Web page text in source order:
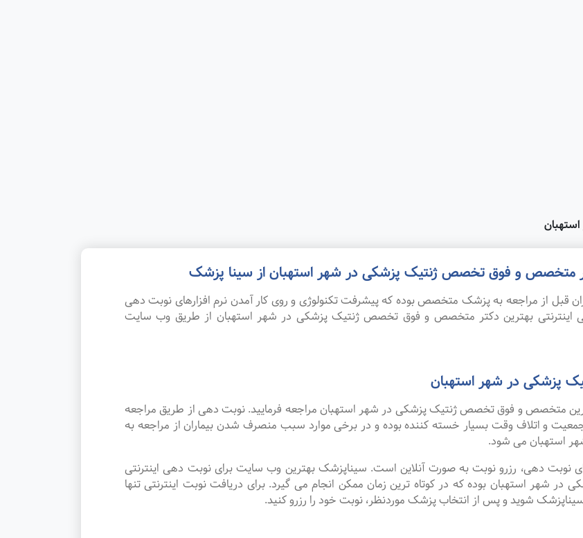
متخصص و فوق تخصص ژنتیک پزشکی در شهر استهبان از سینا پزشک
قبل از مراجعه به پزشک متخصص بوده که پیشرفت تکنولوژی و روی کار آمدن نرم افزارهای نوبت دهی
اینترنتی بهترین دکتر متخصص و فوق تخصص ژنتیک پزشکی در شهر استهبان از طریق وب سایت
پزشکی در شهر استهبان
متخصص و فوق تخصص ژنتیک پزشکی در شهر استهبان مراجعه فرمایید. نوبت دهی از طریق مراجعه
و اتلاف وقت بسیار خسته کننده بوده و در برخی موارد سبب منصرف شدن بیماران از مراجعه به
استهبان می شود.
نوبت دهی، رزرو نوبت به صورت آنلاین است. سیناپزشک بهترین وب سایت برای نوبت دهی اینترنتی
استهبان بوده که در کوتاه ترین زمان ممکن انجام می گیرد. برای دریافت نوبت اینترنتی تنها
شوید و پس از انتخاب پزشک موردنظر، نوبت خود را رزرو کنید.